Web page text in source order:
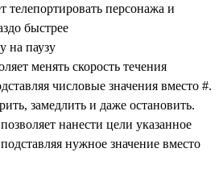
телепортировать персонажа и
быстрее
на паузу
менять скорость течения
числовые значения вместо #.
замедлить и даже остановить.
нанести цели указанное
нужное значение вместо